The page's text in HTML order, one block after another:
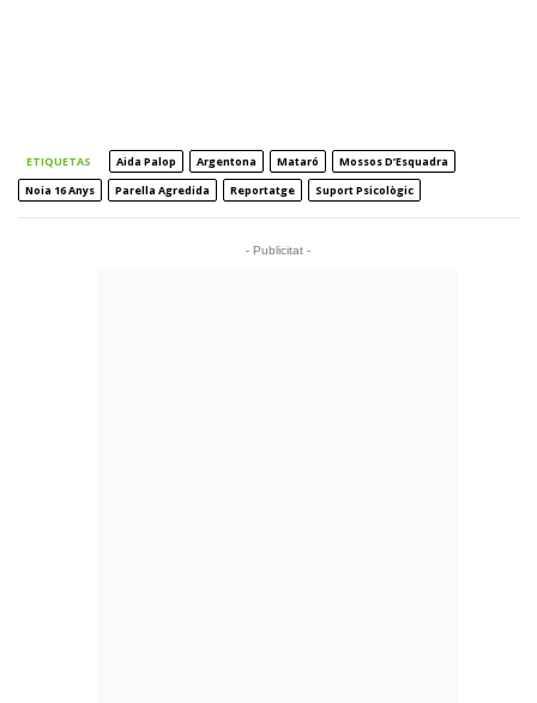
ETIQUETAS Aida Palop Argentona Mataró
Mossos D’Esquadra
Noia 16 Anys
Parella Agredida Reportatge Suport Psicològic
- Publicitat -